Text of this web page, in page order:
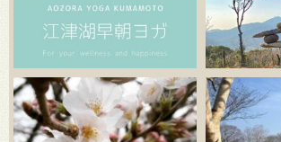
3月 20